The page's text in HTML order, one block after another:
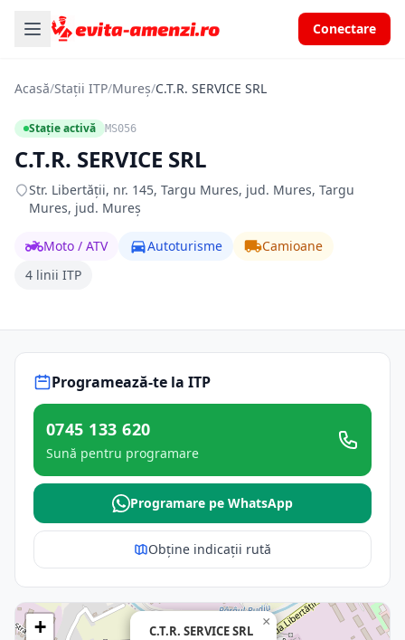
Conectare
Acasă/Stații ITP/Mureș/C.T.R. SERVICE SRL
Stație activă MS056
C.T.R. SERVICE SRL
Str. Libertăţii, nr. 145, Targu Mures, jud. Mures, Targu
Mures, jud. Mureș
Moto / ATV Autoturisme
Camioane
4 linii ITP
Programează-te la ITP
0745 133 620
Sună pentru programare
Programare pe WhatsApp
Obține indicații rută
C.T.R. SERVICE SRL
×
+